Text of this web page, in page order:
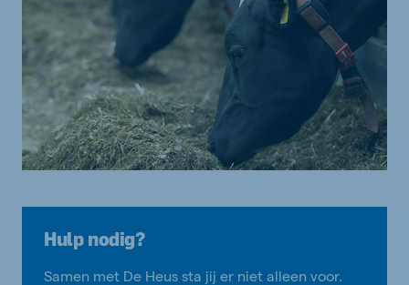
Hulp nodig?
Samen met De Heus sta jij er niet alleen voor.